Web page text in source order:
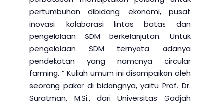
pertumbuhan dibidang ekonomi, pusat
inovasi, kolaborasi lintas batas dan
pengelolaan SDM berkelanjutan. Untuk
pengelolaan SDM ternyata adanya
pendekatan yang namanya circular
farming. ” Kuliah umum ini disampaikan oleh
seorang pakar di bidangnya, yaitu Prof. Dr.
Suratman, M.Si., dari Universitas Gadjah